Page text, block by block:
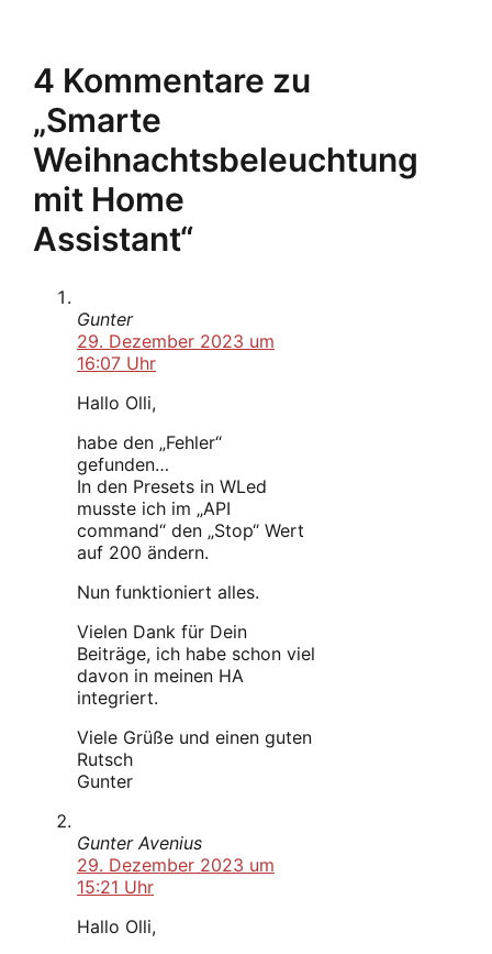
4 Kommentare zu
„Smarte
Weihnachtsbeleuchtung
mit Home
Assistant“
Gunter
29. Dezember 2023 um
16:07 Uhr
Hallo Olli,
habe den „Fehler“
gefunden…
In den Presets in WLed
musste ich im „API
command“ den „Stop“ Wert
auf 200 ändern.
Nun funktioniert alles.
Vielen Dank für Dein
Beiträge, ich habe schon viel
davon in meinen HA
integriert.
Viele Grüße und einen guten
Rutsch
Gunter
Gunter Avenius
29. Dezember 2023 um
15:21 Uhr
Hallo Olli,